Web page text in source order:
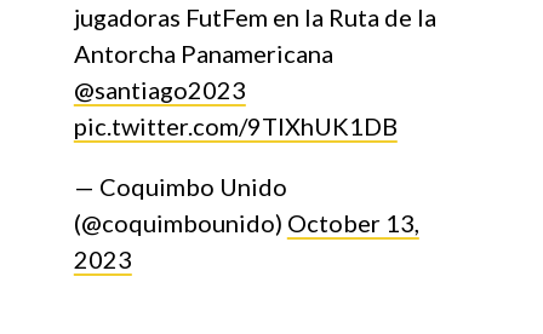
jugadoras FutFem en la Ruta de la
Antorcha Panamericana
@santiago2023
pic.twitter.com/9TlXhUK1DB
— Coquimbo Unido
(@coquimbounido) October 13,
2023